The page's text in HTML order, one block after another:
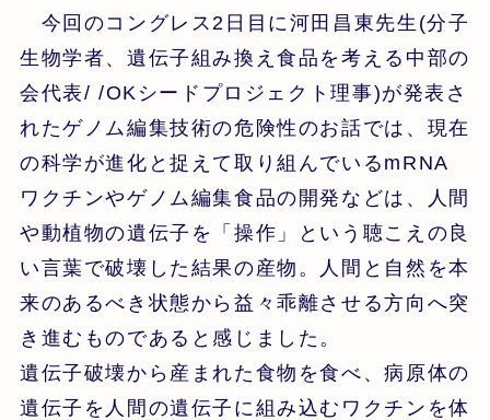
今回のコングレス2日目に河田昌東先生(分子
生物学者、遺伝子組み換え食品を考える中部の
会代表/ /OKシードプロジェクト理事)が発表さ
れたゲノム編集技術の危険性のお話では、現在
の科学が進化と捉えて取り組んでいるmRNA
ワクチンやゲノム編集食品の開発などは、人間
や動植物の遺伝子を「操作」という聴こえの良
い言葉で破壊した結果の産物。人間と自然を本
来のあるべき状態から益々乖離させる方向へ突
き進むものであると感じました。
遺伝子破壊から産まれた食物を食べ、病原体の
遺伝子を人間の遺伝子に組み込むワクチンを体